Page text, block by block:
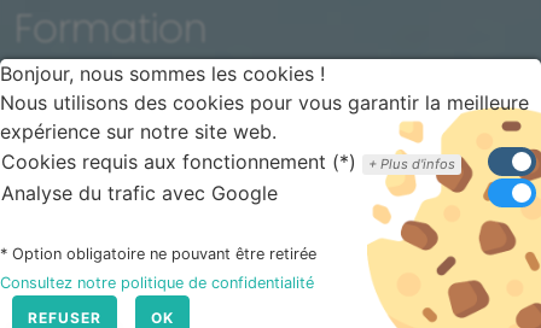
Formation
Pour suivre toutes nos actualités, inscrivez-vous à
notre newsletter !
S'INSCRIRE À LA NEWSLETTER
Bonjour, nous sommes les cookies !
Nous utilisons des cookies pour vous garantir la meilleure
expérience sur notre site web.
Cookies requis aux fonctionnement (*)
Plus d'infos
Analyse du trafic avec Google
* Option obligatoire ne pouvant être retirée
Consultez notre politique de confidentialité
REFUSER
OK